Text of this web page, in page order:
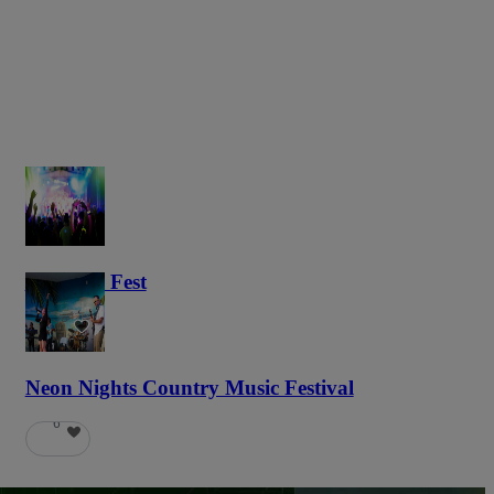
Haunted Fest
58
Neon Nights Country Music Festival
6